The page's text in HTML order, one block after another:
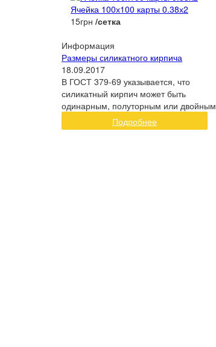
Ячейка 100х100 карты 0.38х2
15грн /сетка
Информация
Размеры силикатного кирпича
18.09.2017
В ГОСТ 379-69 указывается, что
силикатный кирпич может быть
одинарным, полуторным или двойным
Подробнее